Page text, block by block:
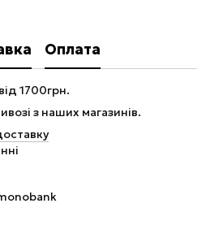
Оплата
1700грн.
з наших магазинів.